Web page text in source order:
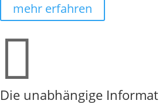
mehr erfahren

Die unabhängige